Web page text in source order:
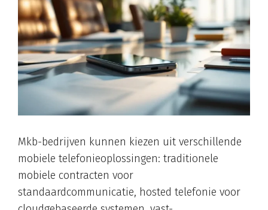
Mkb-bedrijven kunnen kiezen uit verschillende
mobiele telefonieoplossingen: traditionele
mobiele contracten voor
standaardcommunicatie, hosted telefonie voor